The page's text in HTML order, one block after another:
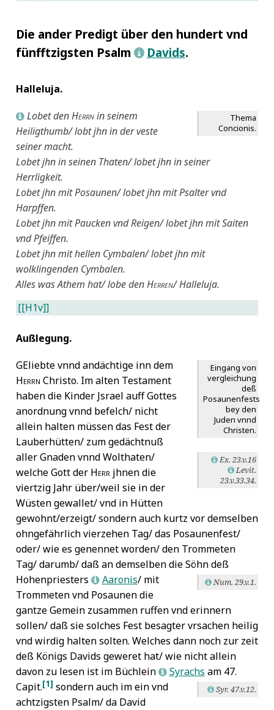
Hieronymus, Sophronius Eusebius
Hiob 7
Hiskija 7
Horatius Flaccus, Quintus
Hoë von Hoënegg, Matthias
Ismenias
Jakob
Jedutun
Jeremia 7
Jesaja 7
Jesus Christus
Jiftach 7
Jiftachs Tochter
Johannes der Täufer 7
Joram 7
Josephus, Flavius 7
Josua 7
Jubal 7
Karl der Große
Kybele 7
Lasso, Orlando di 7
Luther, Martin 7
Maffei, Raffaello 7
Maiolo, Simeone 7
Maior, Johann 7
Mantuanus, Baptista
Maria 7
Marsyas 7
Mathesius, Johannes 7
Midas 7
Mirjam 7
Moses 7
Nagel, Bartholomaeus 7
Nas, Johannes 7
Nebukadnezar II 7
Nicephorus Callistus
Olympius
Parrhasios 7
Paulus von Samosata 7
Paulus von Tarsus 7
Piccolomini, Enea Silvio de' 7
Pippin 7
Platina, Bartolomeo 7
Stralsund 7
Theben 7
Venedig
Die ander Predigt über den hundert vnd
fünfftzigsten Psalm L Davids.
Halleluja.
Thema
Concionis.
L Lobet denHerrnin seinem
Heiligthumb/ lobt jhn in der veste
seiner macht.
Lobet jhn in seinen Thaten/ lobet jhn in seiner
Herrligkeit.
Lobet jhn mit Posaunen/ lobet jhn mit Psalter vnd
Harpffen.
Lobet jhn mit Paucken vnd Reigen/ lobet jhn mit Saiten
vnd Pfeiffen.
Lobet jhn mit hellen Cymbalen/ lobet jhn mit
wolklingenden Cymbalen.
Alles was Athem hat/ lobe denHerren/ Halleluja.
[[H1v]]
Außlegung.
Eingang von
vergleichung
deß
Posaunenfests
bey den
Juden vnnd
Christen.
GEliebte vnnd andächtige inn dem
Herrn Christo. Im alten Testament
haben die Kinder Jsrael auff Gottes
anordnung vnnd befelch/ nicht
allein halten müssen das Fest der
Lauberhütten/ zum gedächtnuß
aller Gnaden vnnd Wolthaten/
LEx. 23.v.16
LLevit.
23.v.33.34.
welche Gott der Herrjhnen die
viertzig Jahr über/weil sie in der
Wüsten gewallet/ vnd in Hütten
gewohnt/erzeigt/ sondern auch kurtz vor demselben
ohngefährlich vierzehen Tag/ das Posaunenfest/
oder/ wie es genennet worden/ den Trommeten
Tag/ darumb/ daß an demselben die Söhn deß
LNum. 29.v.1.
Hohenpriesters L Aaronis/ mit
Trommeten vnd Posaunen die
gantze Gemein zusammen ruffen vnd erinnern
sollen/ daß sie solches Fest besagter vrsachen heilig
vnd wirdig halten solten. Welches dann noch zur zeit
deß Königs Davids geweret hat/ wie nicht allein
davon zu lesen ist im Büchlein L Syrachs am 47.
LSyr. 47.v.12.
Capit.[1] sondern auch im ein vnd
achtzigsten Psalm/ da David